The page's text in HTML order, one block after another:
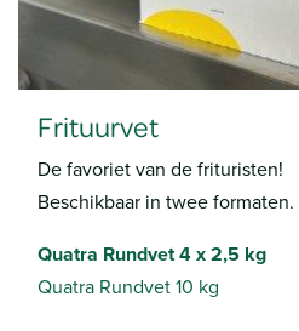
Frituurvet
De favoriet van de frituristen!
Beschikbaar in twee formaten.
Quatra Rundvet 4 x 2,5 kg
Quatra Rundvet 10 kg